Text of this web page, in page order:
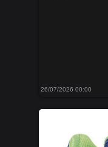
26/07/2026 00:00